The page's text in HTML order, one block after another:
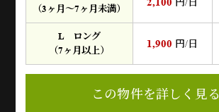
（3ヶ月～7ヶ月未満）
L ロング
（7ヶ月以上）
1,900 円/日
この物件を詳しく見る